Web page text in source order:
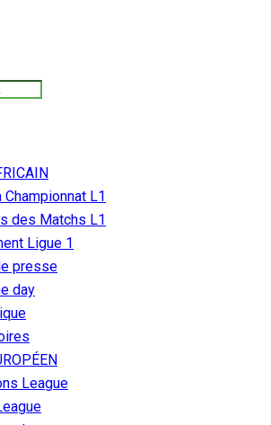
Championnat L1
des Matchs L1
Ligue 1
presse
day
League